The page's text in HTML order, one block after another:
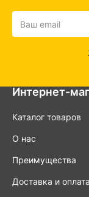
Интернет-
Каталог товаров
О нас
Преимущества
Доставка и оплата